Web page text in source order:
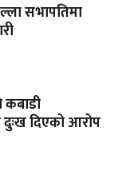
सभापतिमा
कबाडी
दिएको आरोप